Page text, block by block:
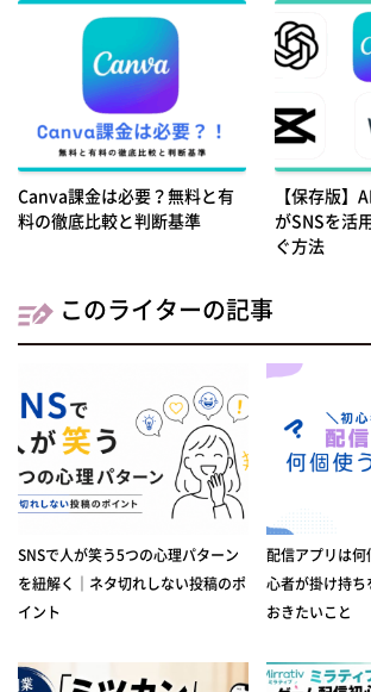
Canva課金は必要？無料と有
料の徹底比較と判断基準
【保存版】
がSNSを活
ぐ方法
このライターの記事
SNSで人が笑う5つの心理パターン
を紐解く｜ネタ切れしない投稿のポ
イント
配信アプリは
心者が掛け持
おきたいこと